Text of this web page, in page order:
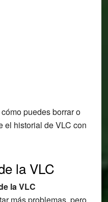
puedes borrar o
el historial de VLC con
la VLC
la VLC